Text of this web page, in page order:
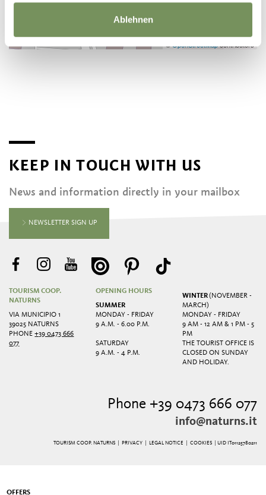
Ablehnen
©OpenStreetMapcontributors
KEEP IN TOUCH WITH US
News and information directly in your mailbox
NEWSLETTER SIGN UP
TOURISM COOP.
NATURNS
VIA MUNICIPIO 1
39025 NATURNS
PHONE+39 0473 666
077
OPENING HOURS
SUMMER
MONDAY - FRIDAY
9 A.M. - 6.00 P.M.
SATURDAY
9 A.M. - 4 P.M.
WINTER(NOVEMBER -
MARCH)
MONDAY - FRIDAY
9 AM - 12 AM & 1 PM - 5
PM
THE TOURIST OFFICE IS
CLOSED ON SUNDAY
AND HOLIDAY.
Phone +39 0473 666 077
info@naturns.it
TOURISM COOP. NATURNS | PRIVACY| LEGAL NOTICE COOKIES | UID IT01125780211
OFFERS